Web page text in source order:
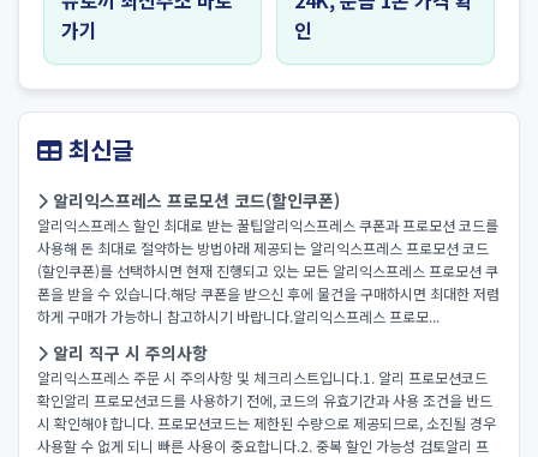
가기
인
최신글
알리익스프레스 프로모션 코드(할인쿠폰)
알리익스프레스 할인 최대로 받는 꿀팁알리익스프레스 쿠폰과 프로모션 코드를
사용해 돈 최대로 절약하는 방법아래 제공되는 알리익스프레스 프로모션 코드
(할인쿠폰)를 선택하시면 현재 진행되고 있는 모든 알리익스프레스 프로모션 쿠
폰을 받을 수 있습니다.해당 쿠폰을 받으신 후에 물건을 구매하시면 최대한 저렴
하게 구매가 가능하니 참고하시기 바랍니다.알리익스프레스 프로모...
알리 직구 시 주의사항
알리익스프레스 주문 시 주의사항 및 체크리스트입니다.1. 알리 프로모션코드
확인알리 프로모션코드를 사용하기 전에, 코드의 유효기간과 사용 조건을 반드
시 확인해야 합니다. 프로모션코드는 제한된 수량으로 제공되므로, 소진될 경우
사용할 수 없게 되니 빠른 사용이 중요합니다.2. 중복 할인 가능성 검토알리 프